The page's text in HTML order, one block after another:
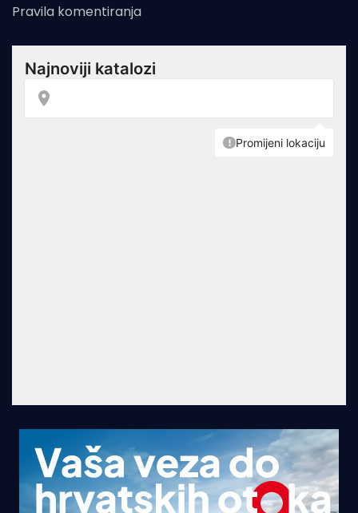
Pravila komentiranja